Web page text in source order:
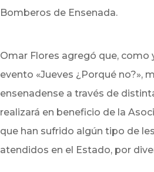
Bomberos de Ensenada.
Omar Flores agregó que,
evento «Jueves ¿Porqué no?»,
ensenadense a través de
realizará en beneficio de la
que han sufrido algún tipo de
atendidos en el Estado, por